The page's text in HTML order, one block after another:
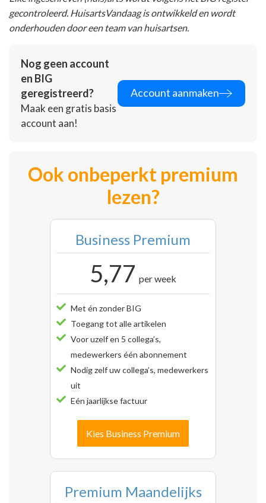
gecontroleerd. HuisartsVandaag is ontwikkeld en wordt
onderhouden door een team van huisartsen.
Nog geen account
en BIG
geregistreerd?
Maak een gratis basis
account aan!
Account aanmaken
Ook onbeperkt premium
lezen?
Business Premium
5,77 per week
Met én zonder BIG
Toegang tot alle artikelen
Voor uzelf en 5 collega’s,
medewerkers één abonnement
Nodig zelf uw collega’s, medewerkers
uit
Eén jaarlijkse factuur
Kies Business Premium
Premium Maandelijks